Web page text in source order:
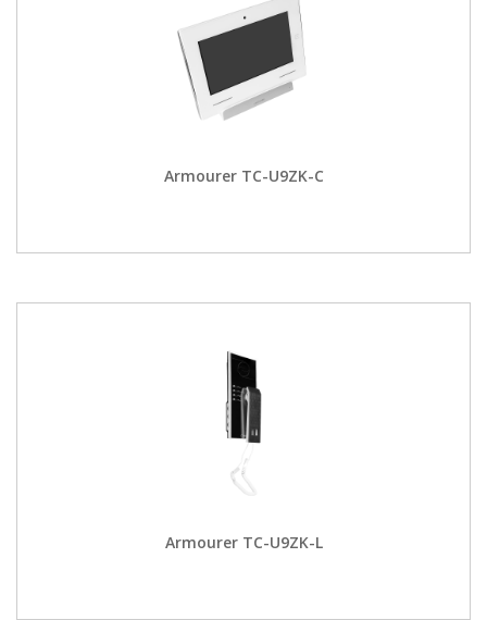
Armourer TC-U9ZK-C
Armourer TC-U9ZK-L